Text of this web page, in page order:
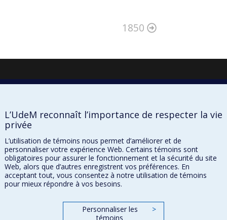
1850
À propos
Confidentialité
Paramètres des témoins
L’UdeM reconnaît l’importance de respecter la vie
privée
L’utilisation de témoins nous permet d’améliorer et de
personnaliser votre expérience Web. Certains témoins sont
obligatoires pour assurer le fonctionnement et la sécurité du site
Web, alors que d’autres enregistrent vos préférences. En
acceptant tout, vous consentez à notre utilisation de témoins
pour mieux répondre à vos besoins.
Personnaliser les
témoins
>